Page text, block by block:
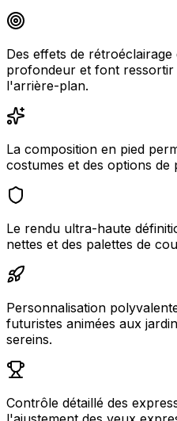
Des effets de
profondeur et font
l'arrière-plan.
La composition en pied
costumes et des options de
Le rendu ultra-haute
nettes et des palettes de
Personnalisation
futuristes animées aux
sereins.
Contrôle détaillé des